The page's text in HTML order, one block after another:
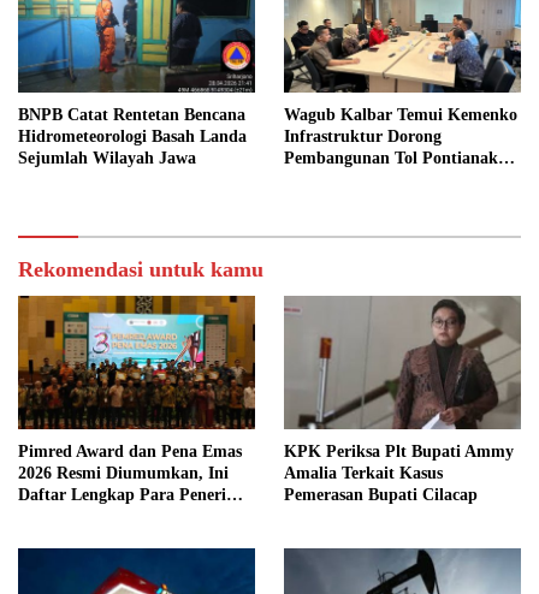
BNPB Catat Rentetan Bencana
Hidrometeorologi Basah Landa
Sejumlah Wilayah Jawa
Wagub Kalbar Temui Kemenko
Infrastruktur Dorong
Pembangunan Tol Pontianak
Rekomendasi untuk kamu
Pimred Award dan Pena Emas
2026 Resmi Diumumkan, Ini
Daftar Lengkap Para Penerima
KPK Periksa Plt Bupati Ammy
Amalia Terkait Kasus
Pemerasan Bupati Cilacap